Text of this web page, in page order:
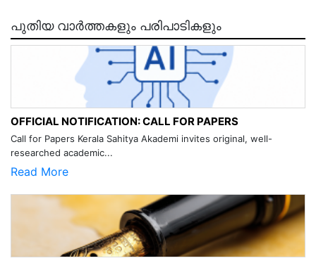
പുതിയ വാർത്തകളും പരിപാടികളും
OFFICIAL NOTIFICATION: CALL FOR PAPERS
Call for Papers Kerala Sahitya Akademi invites original, well-
researched academic...
Read More